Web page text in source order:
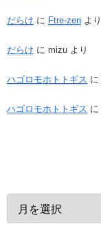
だらけ に Ftre-zen より
だらけ に mizu より
ハゴロモホトトギス に
ハゴロモホトトギス に